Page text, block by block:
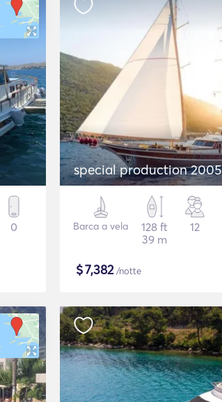
0
special production 2005
Barca a vela
128 ft
39 m
12
$7,382/notte